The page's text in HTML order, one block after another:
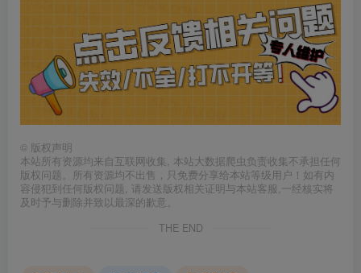
© 版权声明
本站所有资源均来自互联网收集, 本站大数据爬虫负责收集不承担任何
版权问题。所有资源均不出售，只免费分享给本站等级用户！如有内
容侵犯到任何版权问题, 请发送版权相关证明与本站客服,一经核实将
及时予与删除并致以最深的歉意。
THE END